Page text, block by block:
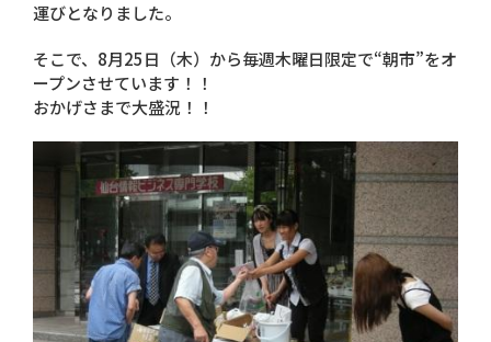
運びとなりました。
そこで、8月25日（木）から毎週木曜日限定で“朝市”をオ
ープンさせています！！
おかげさまで大盛況！！